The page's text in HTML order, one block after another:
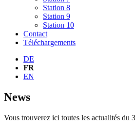
Station 8
Station 9
Station 10
Contact
Téléchargements
DE
FR
EN
News
Vous trouverez ici toutes les actualités du